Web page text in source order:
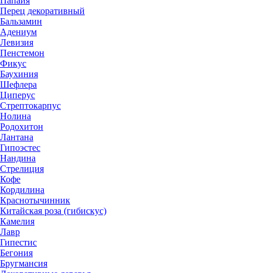
Перец декоративный
Бальзамин
Адениум
Левизия
Пенстемон
Фикус
Баухиния
Шефлера
Циперус
Стрептокарпус
Нолина
Родохитон
Лантана
Гипоэстес
Нандина
Стрелиция
Кофе
Кордилина
Краснотычинник
Китайская роза (гибискус)
Камелия
Лавр
Гипестис
Бегония
Бругмансия